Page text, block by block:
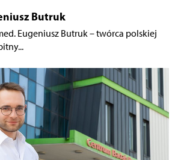
Butruk
Eugeniusz Butruk – twórca polskiej